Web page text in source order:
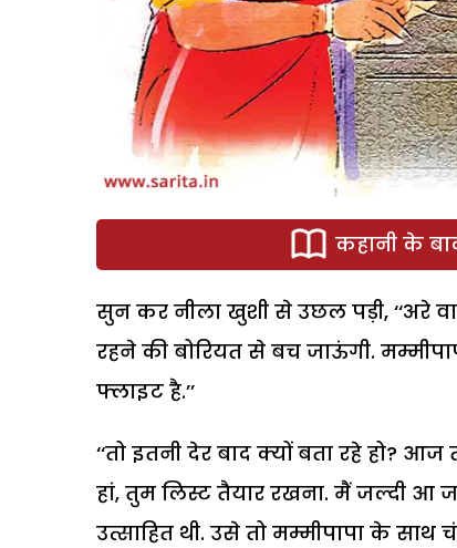
कहानी के
सुन कर नीला खुशी से उछल पड़ी, ‘‘अरे
रहने की बोरियत से बच जाऊंगी.
फ्लाइट है.’’
‘‘तो इतनी देर बाद क्यों बता रहे हो? आज
हां, तुम लिस्ट तैयार रखना. मैं जल्दी आ
उत्साहित थी. उसे तो मम्मीपापा के